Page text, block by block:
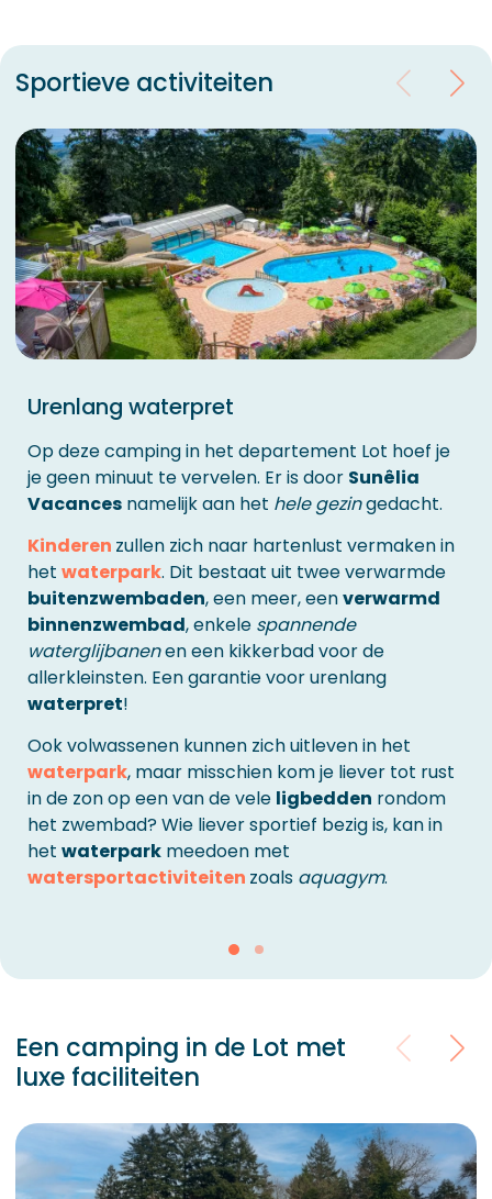
Sportieve activiteiten
Urenlang waterpret
Op deze camping in het departement Lot hoef je
je geen minuut te vervelen. Er is door Sunêlia
Vacancesnamelijk aan het hele gezingedacht.
Kinderen zullen zich naar hartenlust vermaken in
het waterpark. Dit bestaat uit twee verwarmde
buitenzwembaden, een meer, eenverwarmd
binnenzwembad, enkele spannende
waterglijbanenen een kikkerbad voor de
allerkleinsten. Een garantie voor urenlang
waterpret!
Ook volwassenen kunnen zich uitleven in het
waterpark, maar misschien kom je liever tot rust
in de zon op een van de vele ligbedden rondom
het zwembad? Wie liever sportief bezig is, kan in
het waterparkmeedoen met
watersportactiviteiten zoalsaquagym.
Een camping in de Lot met
luxe faciliteiten